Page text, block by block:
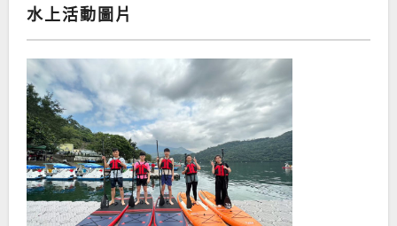
水上活動圖片